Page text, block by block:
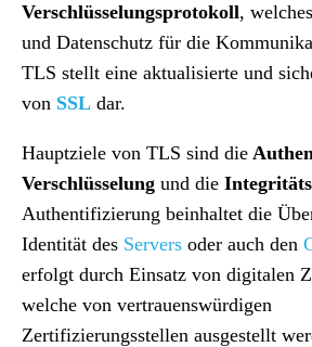
Verschlüsselungsprotokoll, welches
und Datenschutz für die
TLS stellt eine aktualisierte und
von SSL dar.
Hauptziele von TLS sind die
Verschlüsselung und die
Authentifizierung beinhaltet die
Identität des Servers oder auch den
erfolgt durch Einsatz von digitalen
welche von vertrauenswürdigen
Zertifizierungsstellen ausgestellt